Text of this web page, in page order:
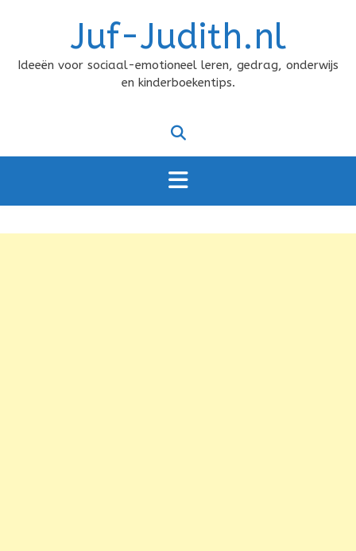
Juf-Judith.nl
Ideeën voor sociaal-emotioneel leren, gedrag, onderwijs
en kinderboekentips.